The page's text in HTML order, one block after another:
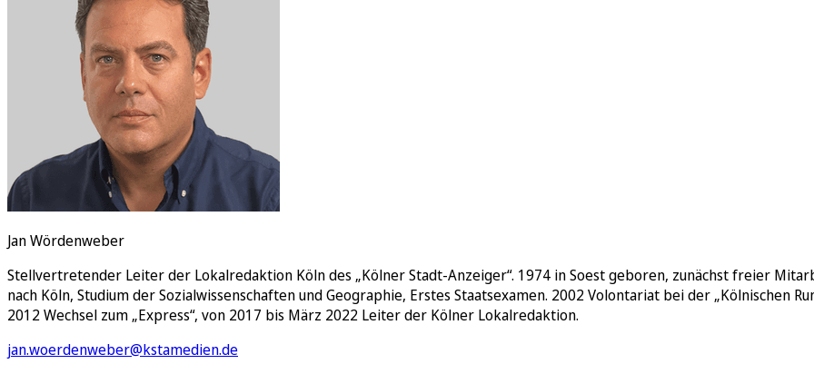
Jan Wördenweber
Stellvertretender Leiter der Lokalredaktion Köln des „Kölner Stadt-Anzeiger“. 1974 in Soest geboren, zunächst freier
nach Köln, Studium der Sozialwissenschaften und Geographie, Erstes Staatsexamen. 2002 Volontariat bei der „Kölnischen
2012 Wechsel zum „Express“, von 2017 bis März 2022 Leiter der Kölner Lokalredaktion.
jan.woerdenweber@kstamedien.de